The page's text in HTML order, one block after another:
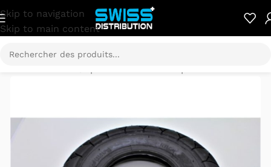
Skip to navigation
Skip to main content